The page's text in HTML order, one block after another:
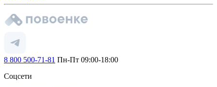
8 800 500-71-81 Пн-Пт 09:00-18:00
Соцсети